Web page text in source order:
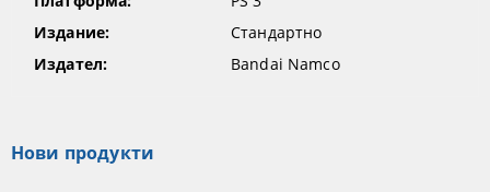
Издание:
Стандартно
Издател:
Bandai Namco
Нови продукти